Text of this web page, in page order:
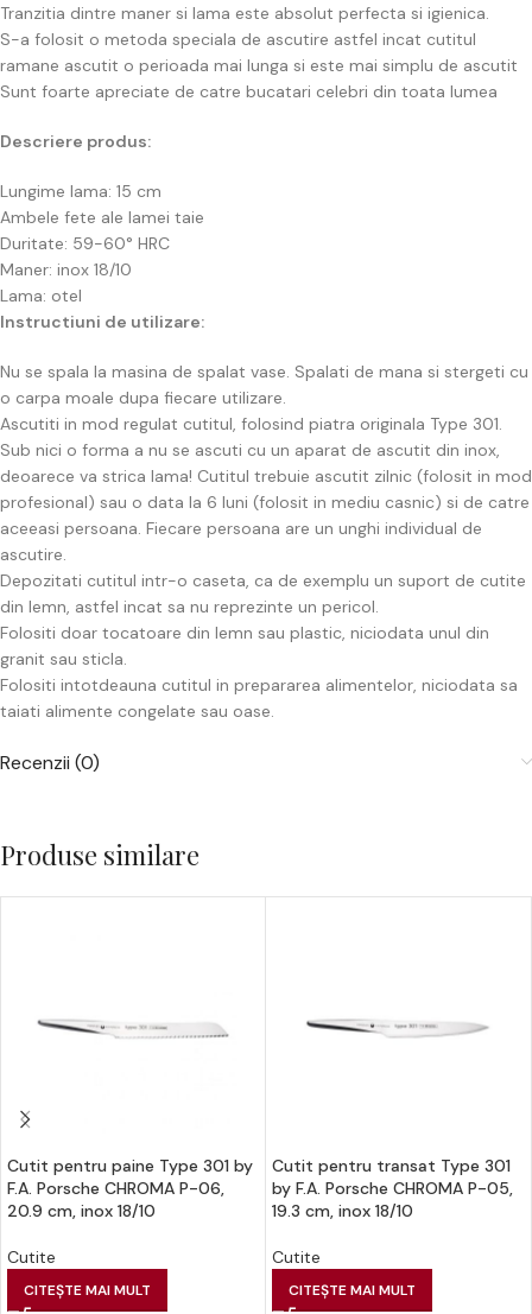
Tranzitia dintre maner si lama este absolut perfecta si igienica.
S-a folosit o metoda speciala de ascutire astfel incat cutitul
ramane ascutit o perioada mai lunga si este mai simplu de ascutit
Sunt foarte apreciate de catre bucatari celebri din toata lumea
Descriere produs:
Lungime lama: 15 cm
Ambele fete ale lamei taie
Duritate: 59-60° HRC
Maner: inox 18/10
Lama: otel
Instructiuni de utilizare:
Nu se spala la masina de spalat vase. Spalati de mana si stergeti cu
o carpa moale dupa fiecare utilizare.
Ascutiti in mod regulat cutitul, folosind piatra originala Type 301.
Sub nici o forma a nu se ascuti cu un aparat de ascutit din inox,
deoarece va strica lama! Cutitul trebuie ascutit zilnic (folosit in mod
profesional) sau o data la 6 luni (folosit in mediu casnic) si de catre
aceeasi persoana. Fiecare persoana are un unghi individual de
ascutire.
Depozitati cutitul intr-o caseta, ca de exemplu un suport de cutite
din lemn, astfel incat sa nu reprezinte un pericol.
Folositi doar tocatoare din lemn sau plastic, niciodata unul din
granit sau sticla.
Folositi intotdeauna cutitul in prepararea alimentelor, niciodata sa
taiati alimente congelate sau oase.
Recenzii (0)
Produse similare
Cutit pentru paine Type 301 by
F.A. Porsche CHROMA P-06,
20.9 cm, inox 18/10
Cutite
CITEȘTE MAI MULT
Cutit pentru transat Type 301
by F.A. Porsche CHROMA P-05,
19.3 cm, inox 18/10
Cutite
CITEȘTE MAI MULT